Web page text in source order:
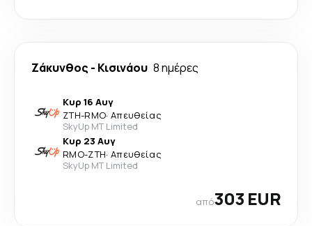
Ζάκυνθος - Κισινάου 8 ημέρες
Κυρ 16 Αυγ
ZTH-RMO· Απευθείας
SkyUp MT Limited
Κυρ 23 Αυγ
RMO-ZTH· Απευθείας
SkyUp MT Limited
από303 EUR